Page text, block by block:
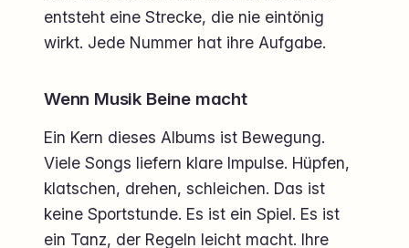
entsteht eine Strecke, die nie eintönig
wirkt. Jede Nummer hat ihre Aufgabe.
Wenn Musik Beine macht
Ein Kern dieses Albums ist Bewegung.
Viele Songs liefern klare Impulse. Hüpfen,
klatschen, drehen, schleichen. Das ist
keine Sportstunde. Es ist ein Spiel. Es ist
ein Tanz, der Regeln leicht macht. Ihre